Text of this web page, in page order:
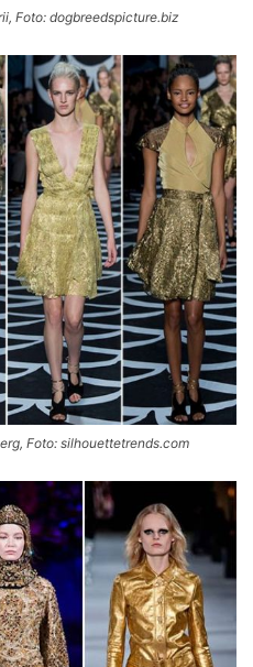
Foto: dogbreedspicture.biz
Foto: silhouettetrends.com